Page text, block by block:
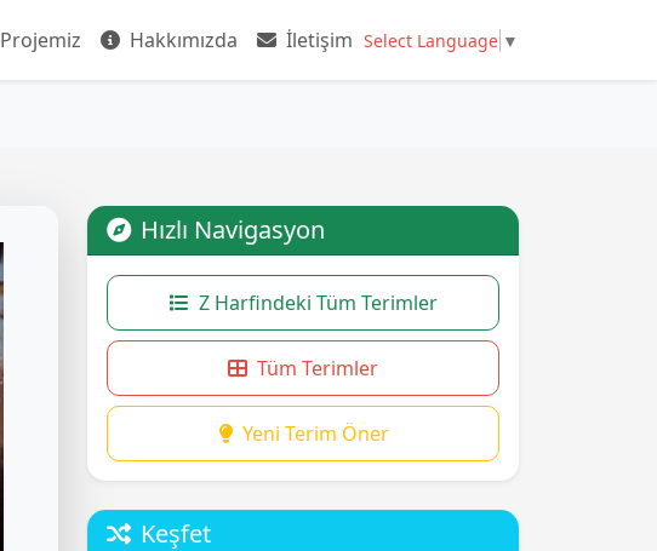
Projemiz Hakkımızda İletişim Select Language ▼
Hızlı Navigasyon
Z Harfindeki Tüm Terimler
Tüm Terimler
Yeni Terim Öner
Keşfet